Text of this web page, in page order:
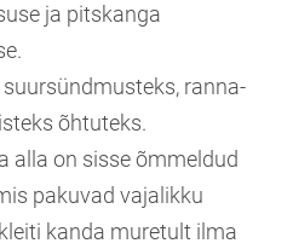
ja pitskanga
ranna-
õhtuteks.
alla on sisse õmmeldud
pakuvad vajalikku
kanda muretult ilma